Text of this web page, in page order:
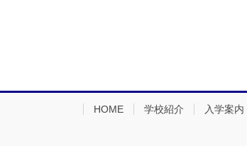
HOME 学校紹介 入学案内